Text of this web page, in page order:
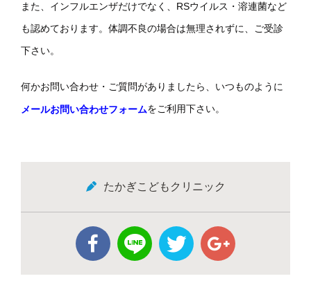
また、インフルエンザだけでなく、RSウイルス・溶連菌など
も認めております。体調不良の場合は無理されずに、ご受診
下さい。
何かお問い合わせ・ご質問がありましたら、いつものように
メールお問い合わせフォームをご利用下さい。
たかぎこどもクリニック